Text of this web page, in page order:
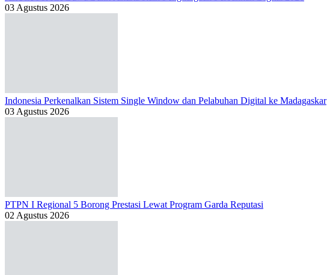
03 Agustus 2026
Indonesia Perkenalkan Sistem Single Window dan Pelabuhan Digital ke Madagaskar
03 Agustus 2026
PTPN I Regional 5 Borong Prestasi Lewat Program Garda Reputasi
02 Agustus 2026